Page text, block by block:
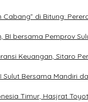
Cabang” di Bitung:
BI bersama Pemprov
Keuangan, Sitaro
Sulut Bersama Mandiri
Timur, Hasjrat